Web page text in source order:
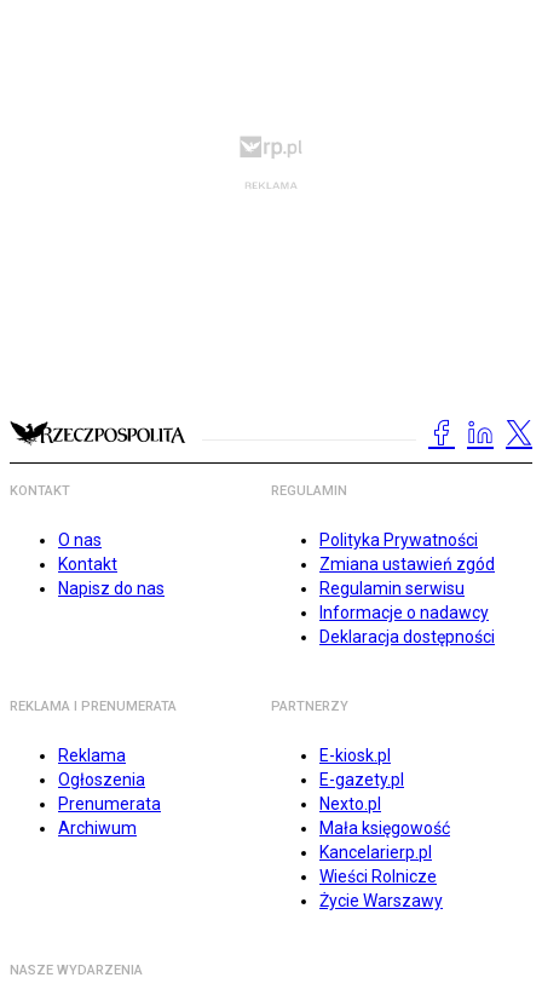
KONTAKT
O nas
Kontakt
Napisz do nas
REGULAMIN
Polityka Prywatności
Zmiana ustawień zgód
Regulamin serwisu
Informacje o nadawcy
Deklaracja dostępności
REKLAMA I PRENUMERATA
Reklama
Ogłoszenia
Prenumerata
Archiwum
PARTNERZY
E-kiosk.pl
E-gazety.pl
Nexto.pl
Mała księgowość
Kancelarierp.pl
Wieści Rolnicze
Życie Warszawy
NASZE WYDARZENIA